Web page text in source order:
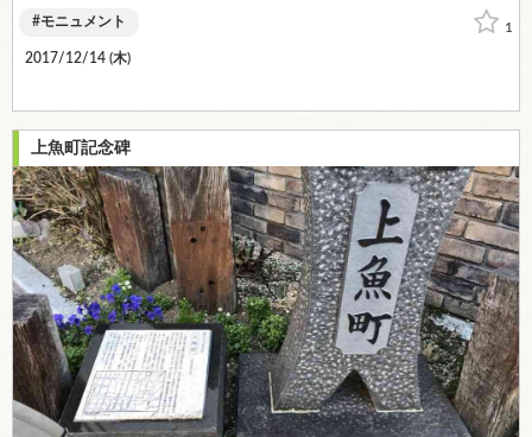
1
モニュメント
2017/12/14 (木)
上魚町記念碑